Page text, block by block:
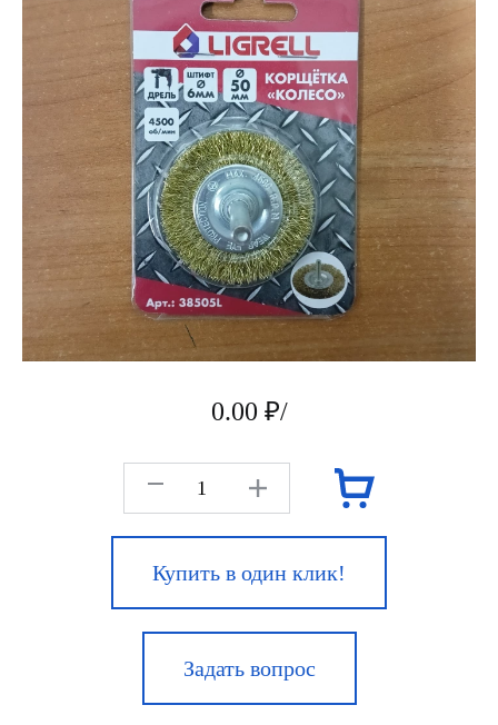
0.00 ₽/
Купить в один клик!
Задать вопрос